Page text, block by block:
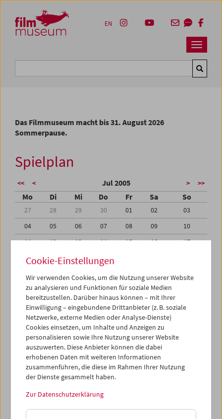
Zum Inhalt
Zum Hauptmenü
Zur Servicenavigation
Zum Suche
Navbar
EN
Das Filmmuseum macht bis 31. August 2026
Sommerpause.
Spielplan
<< < Jul 2005 > >>
Mo Di Mi Do Fr Sa So
27 28 29 30 01 02
03
04
05 06 07 08 09
10
11
12 13 14 15 16
17
18
19 20 21
25
27 29
31
01
02 03 04 05 06
iCalender
Programmheft-PDF
English language or subtitles
< Vorherige Woche
Mo 18.7.
Cookie-Einstellungen
Wir verwenden Cookies, um die Nutzung unserer Website
zu analysieren und Funktionen für soziale Medien
bereitzustellen. Darüber hinaus können – mit Ihrer
Einwilligung – eingebundene Drittanbieter (z. B. soziale
Netzwerke, externe Medien oder Analyse-Dienste)
Cookies einsetzen, um Inhalte und Anzeigen zu
personalisieren sowie Ihre Nutzung unserer Website
auszuwerten. Diese Anbieter können die dabei
erhobenen Daten mit weiteren Informationen
zusammenführen, die diese im Rahmen Ihrer Nutzung
der Dienste gesammelt haben.
Zur Datenschutzerklärung